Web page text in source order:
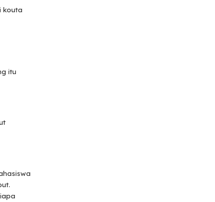
kouta
itu